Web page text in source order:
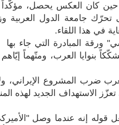
حين كان العكس يحصل،
تحرّك جامعة الدول العربية
في هذا اللقاء.
ورقة المبادرة التي جاء
بنوايا العرب، ومتّهماً
ضرب المشروع الإيراني،
الاستهداف الجديد لهذه